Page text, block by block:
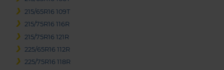
215/65R16 109T
215/75R16 116R
215/75R16 121R
225/65R16 112R
225/75R16 118R